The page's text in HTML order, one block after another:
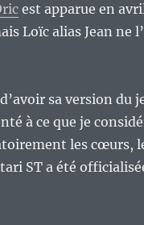
est apparue en
Loïc alias Jean ne
sa version du
à ce que je
les cœurs,
ST a été